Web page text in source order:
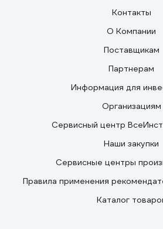
Контакты
О Компании
Поставщикам
Партнерам
Информация для
Организациям
Сервисный центр
Наши закупки
Сервисные центры
Правила применения
Каталог